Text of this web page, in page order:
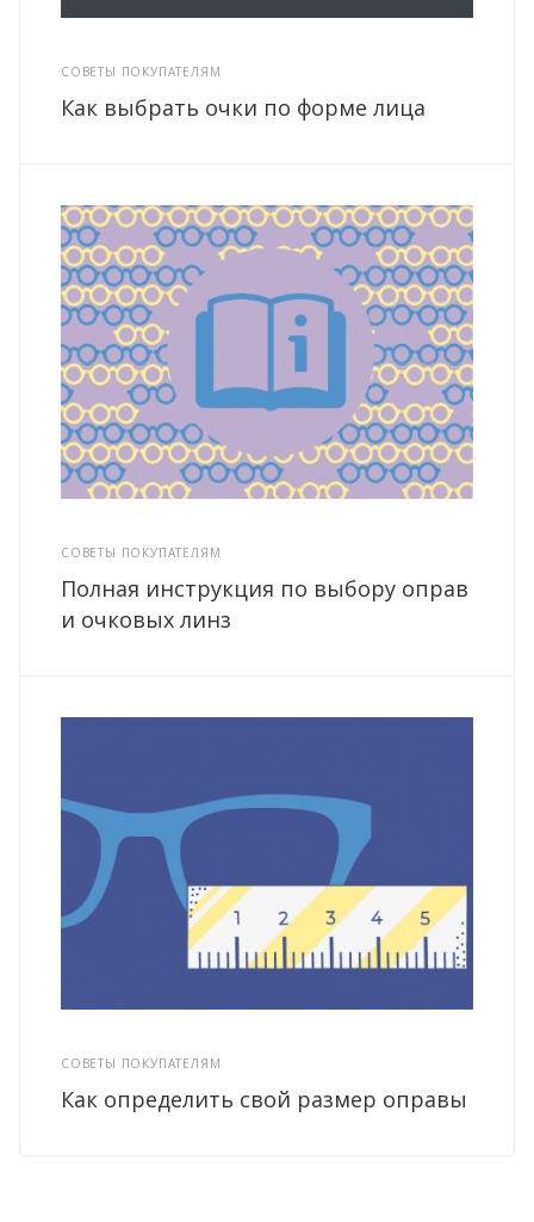
СОВЕТЫ ПОКУПАТЕЛЯМ
Как выбрать очки по форме лица
СОВЕТЫ ПОКУПАТЕЛЯМ
Полная инструкция по выбору оправ
и очковых линз
СОВЕТЫ ПОКУПАТЕЛЯМ
Как определить свой размер оправы